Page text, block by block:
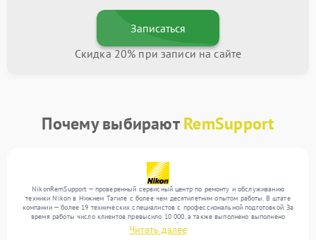
Записаться
Скидка 20% при записи на сайте
Почему выбираютRemSupport
NikonRemSupport — проверенный сервисный центр по ремонту и обслуживанию
техники Nikon в Нижнем Тагиле с более чем десятилетним опытом работы. В штате
компании — более 19 технических специалистов с профессиональной подготовкой. За
время работы число клиентов превысило 10 000, а также выполнено выполнено
более 12 000 ремонтов. Ежемесячно в сервисный центр поступает свыше 300 единиц
техники, включая , , . Мы работаем с широким спектром неисправностей и
Читать далее